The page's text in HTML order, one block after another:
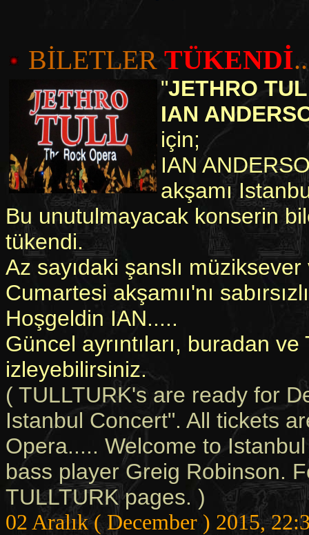
BİLETLERTÜKENDİ
"JETHRO
IAN
için;
IAN
akşamı
Bu unutulmayacak konserin
tükendi.
Az sayıdaki şanslı
Cumartesi akşamıı'nı
Hoşgeldin IAN.....
Güncel ayrıntıları, buradan
izleyebilirsiniz.
( TULLTURK's are ready for
Istanbul Concert". All tickets
Opera..... Welcome to
bass player Greig Robinson.
TULLTURK pages. )
02 Aralık ( December ) 2015,